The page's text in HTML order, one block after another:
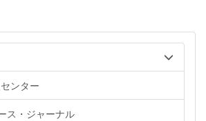
ンター
ス・ジャーナル